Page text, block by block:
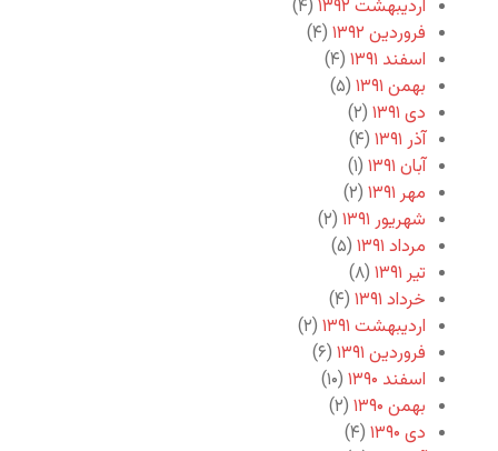
اردیبهشت ۱۳۹۲
(۴)
فروردین ۱۳۹۲
(۴)
اسفند ۱۳۹۱
(۴)
بهمن ۱۳۹۱
(۵)
دی ۱۳۹۱
(۲)
آذر ۱۳۹۱
(۴)
آبان ۱۳۹۱
(۱)
مهر ۱۳۹۱
(۲)
شهریور ۱۳۹۱
(۲)
مرداد ۱۳۹۱
(۵)
تیر ۱۳۹۱
(۸)
خرداد ۱۳۹۱
(۴)
اردیبهشت ۱۳۹۱
(۲)
فروردین ۱۳۹۱
(۶)
اسفند ۱۳۹۰
(۱۰)
بهمن ۱۳۹۰
(۲)
دی ۱۳۹۰
(۴)